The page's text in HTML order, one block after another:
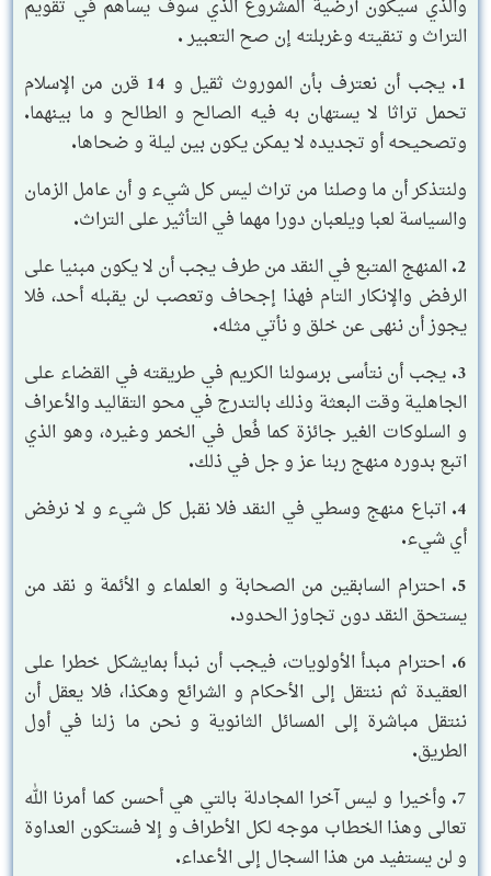
والذي سيكون أرضية المشروع الذي سوف يساهم في تقويم
التراث و تنقيته وغربلته إن صح التعبير .
1. يجب أن نعترف بأن الموروث ثقيل و 14 قرن من الإسلام
تحمل تراثا لا يستهان به فيه الصالح و الطالح و ما بينهما.
وتصحيحه أو تجديده لا يمكن يكون بين ليلة و ضحاها.
ولنتذكر أن ما وصلنا من تراث ليس كل شيء و أن عامل الزمان
والسياسة لعبا ويلعبان دورا مهما في التأثير على التراث.
2. المنهج المتبع في النقد من طرف يجب أن لا يكون مبنيا على
الرفض والإنكار التام فهذا إجحاف وتعصب لن يقبله أحد، فلا
يجوز أن ننهى عن خلق و نأتي مثله.
3. يجب أن نتأسى برسولنا الكريم في طريقته في القضاء على
الجاهلية وقت البعثة وذلك بالتدرج في محو التقاليد والأعراف
و السلوكات الغير جائزة كما فُعل في الخمر وغيره، وهو الذي
اتبع بدوره منهج ربنا عز و جل في ذلك.
4. اتباع منهج وسطي في النقد فلا نقبل كل شيء و لا نرفض
أي شيء.
5. احترام السابقين من الصحابة و العلماء و الأئمة و نقد من
يستحق النقد دون تجاوز الحدود.
6. احترام مبدأ الأولويات، فيجب أن نبدأ بمايشكل خطرا على
العقيدة ثم ننتقل إلى الأحكام و الشرائع وهكذا، فلا يعقل أن
ننتقل مباشرة إلى المسائل الثانوية و نحن ما زلنا في أول
الطريق.
7. وأخيرا و ليس آخرا المجادلة بالتي هي أحسن كما أمرنا الله
تعالى وهذا الخطاب موجه لكل الأطراف و إلا فستكون العداوة
و لن يستفيد من هذا السجال إلى الأعداء.